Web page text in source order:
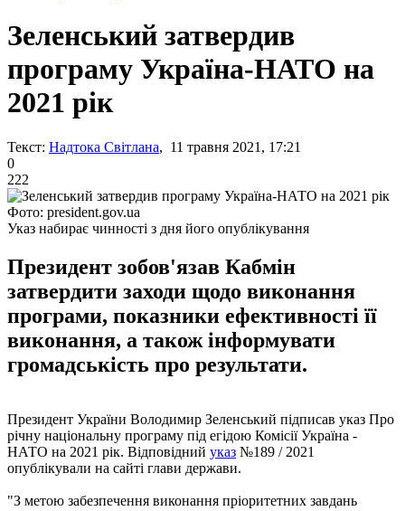
Зеленський затвердив
програму Україна-НАТО на
2021 рік
Текст: Надтока Світлана, 11 травня 2021, 17:21
0
222
Фото: president.gov.ua
Указ набирає чинності з дня його опублікування
Президент зобов'язав Кабмін
затвердити заходи щодо виконання
програми, показники ефективності її
виконання, а також інформувати
громадськість про результати.
Президент України Володимир Зеленський підписав указ Про
річну національну програму під егідою Комісії Україна -
НАТО на 2021 рік. Відповідний указ №189 / 2021
опублікували на сайті глави держави.
"З метою забезпечення виконання пріоритетних завдань